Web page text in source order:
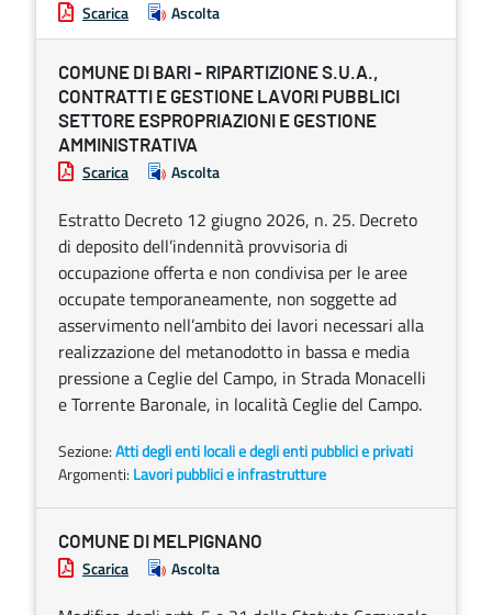
Scarica Ascolta
COMUNE DI BARI - RIPARTIZIONE S.U.A.,
CONTRATTI E GESTIONE LAVORI PUBBLICI
SETTORE ESPROPRIAZIONI E GESTIONE
AMMINISTRATIVA
Scarica Ascolta
Estratto Decreto 12 giugno 2026, n. 25. Decreto
di deposito dell’indennità provvisoria di
occupazione offerta e non condivisa per le aree
occupate temporaneamente, non soggette ad
asservimento nell’ambito dei lavori necessari alla
realizzazione del metanodotto in bassa e media
pressione a Ceglie del Campo, in Strada Monacelli
e Torrente Baronale, in località Ceglie del Campo.
Sezione:Atti degli enti locali e degli enti pubblici e privati
Argomenti: Lavori pubblici e infrastrutture
COMUNE DI MELPIGNANO
Scarica Ascolta